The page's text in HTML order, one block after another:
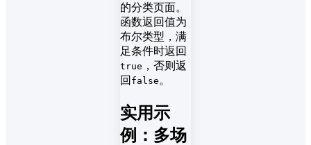
的分类页面。
函数返回值为
布尔类型，满
足条件时返回
true ，否则返
回 false 。
实用示
例：多场